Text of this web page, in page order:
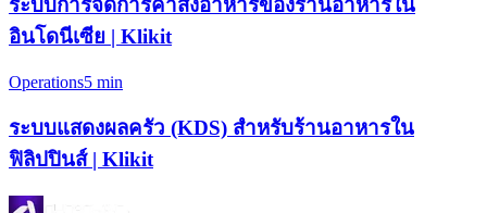
ระบบการจัดการคำสั่งอาหารของร้านอาหารใน
อินโดนีเซีย | Klikit
Operations5 min
ระบบแสดงผลครัว (KDS) สำหรับร้านอาหารใน
ฟิลิปปินส์ | Klikit